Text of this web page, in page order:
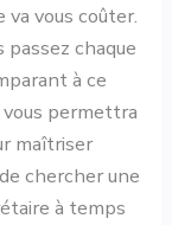
va vous coûter.
chaque
à ce
permettra
maîtriser
chercher une
à temps